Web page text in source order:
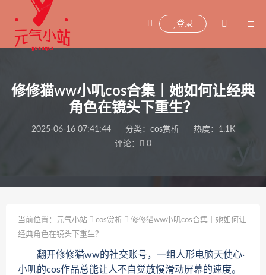
登录
修修猫ww小叽cos合集｜她如何让经典
角色在镜头下重生？
2025-06-16 07:41:44 分类： cos赏析
热度：1.1K
评论：
0
当前位置： 元气小站 cos赏析
修修猫ww小叽cos合集｜她如何让
经典角色在镜头下重生？
翻开修修猫ww的社交账号，一组人形电脑天使心·
小叽的cos作品总能让人不自觉放慢滑动屏幕的速度。